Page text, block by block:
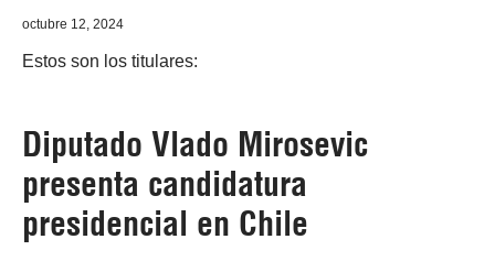
octubre 12, 2024
Estos son los titulares:
Diputado Vlado Mirosevic
presenta candidatura
presidencial en Chile